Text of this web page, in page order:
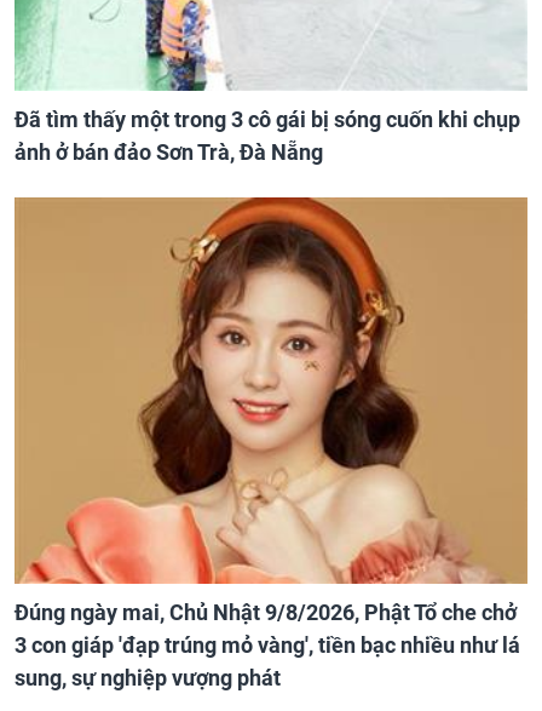
Đã tìm thấy một trong 3 cô gái bị sóng cuốn khi chụp
ảnh ở bán đảo Sơn Trà, Đà Nẵng
Đúng ngày mai, Chủ Nhật 9/8/2026, Phật Tổ che chở
3 con giáp 'đạp trúng mỏ vàng', tiền bạc nhiều như lá
sung, sự nghiệp vượng phát